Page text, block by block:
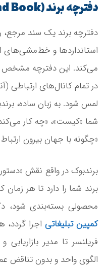
دفترچه برند (Brand Book) چیست؟
دفترچه برند یک سند
استانداردها و خط‌مشی‌های
می‌کند. این دفترچه مشخص
در تمام کانال‌های ارتباطی
لمس شود. به زبان ساده،
شما «کیست»، «چه کار
«چگونه با جهان بیرون
برندبوک در واقع نقش
برند شما را دارد تا هر
محصولی بسته‌بندی شود،
کمپین تبلیغاتی اجرا
فریلنسر تا مدیر
الگوی واحد و بدون تناقض